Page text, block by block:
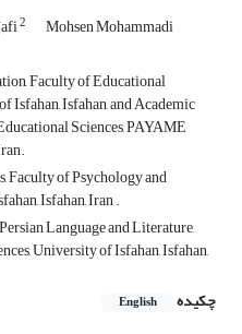
2 Mohsen Mohammadi
Faculty of Educational
Isfahan, Isfahan, and Academic
Sciences, PAYAME
Faculty of Psychology and
Isfahan, Iran .
Language and Literature,
University of Isfahan, Isfahan,
چکیده
English